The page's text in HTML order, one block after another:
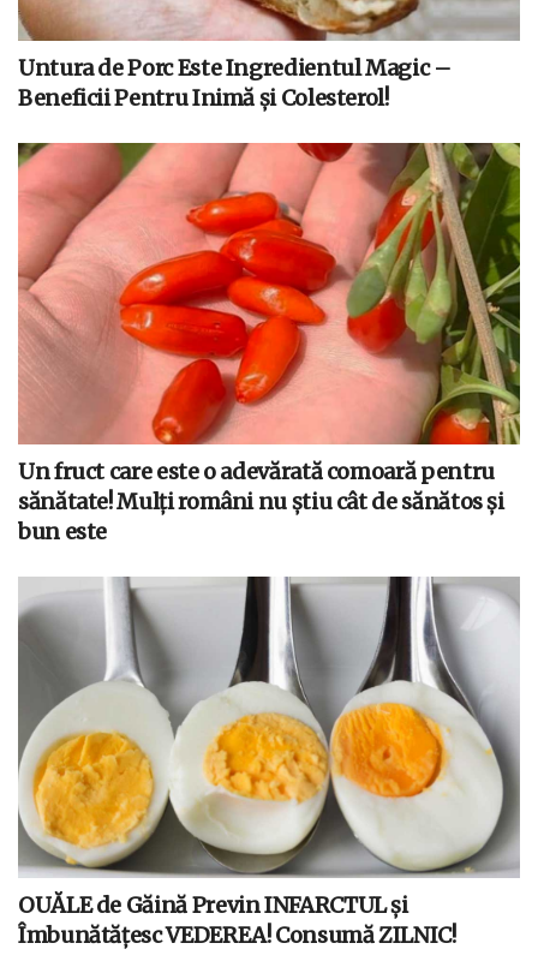
Untura de Porc Este Ingredientul Magic –
Beneficii Pentru Inimă și Colesterol!
Un fruct care este o adevărată comoară pentru
sănătate! Mulți români nu știu cât de sănătos și
bun este
OUĂLE de Găină Previn INFARCTUL și
Îmbunătățesc VEDEREA! Consumă ZILNIC!